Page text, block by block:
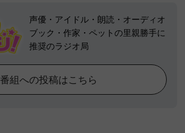
声優・アイドル・朗読・オーディオ
ブック・作家・ペットの里親勝手に
推奨のラジオ局
番組への投稿はこちら